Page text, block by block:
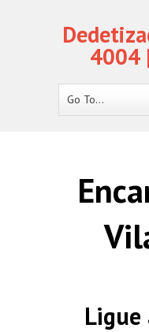
4004
Go To...
Ligue